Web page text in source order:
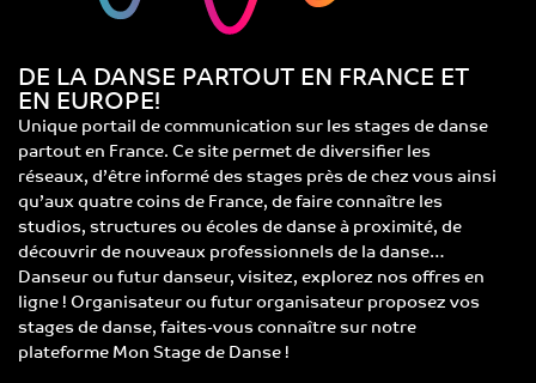
DE LA DANSE PARTOUT EN FRANCE ET
EN EUROPE!
Unique portail de communication sur les stages de danse
partout en France. Ce site permet de diversifier les
réseaux, d’être informé des stages près de chez vous ainsi
qu’aux quatre coins de France, de faire connaître les
studios, structures ou écoles de danse à proximité, de
découvrir de nouveaux professionnels de la danse…
Danseur ou futur danseur, visitez, explorez nos offres en
ligne ! Organisateur ou futur organisateur proposez vos
stages de danse, faites-vous connaître sur notre
plateforme Mon Stage de Danse !